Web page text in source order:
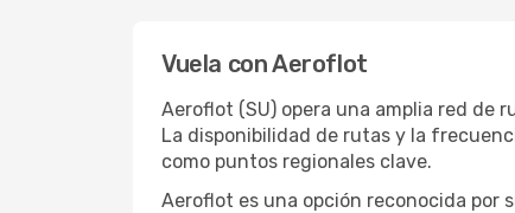
Vuela con Aeroflot
Aeroflot (SU) opera una amplia red de
La disponibilidad de rutas y la
como puntos regionales clave.
Aeroflot es una opción reconocida por